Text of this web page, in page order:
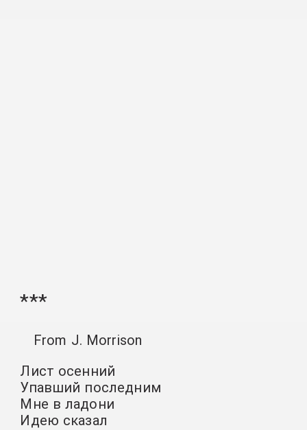
***
From J. Morrison
Лист осенний
Упавший последним
Мне в ладони
Идею сказал